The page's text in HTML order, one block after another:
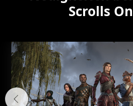
Scrolls